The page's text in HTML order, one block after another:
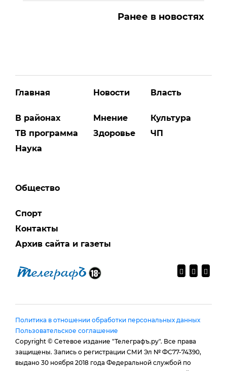
Ранее в новостях
Главная
В районах
ТВ программа
Наука
Новости
Мнение
Здоровье
Власть
Культура
ЧП
Общество
Спорт
Контакты
Архив сайта и газеты
Политика в отношении обработки персональных данных
Пользовательское соглашение
Copyright © Сетевое издание "Телеграфъ.ру". Все права
защищены. Запись о регистрации СМИ Эл № ФС77-74390,
выдано 30 ноября 2018 года Федеральной службой по